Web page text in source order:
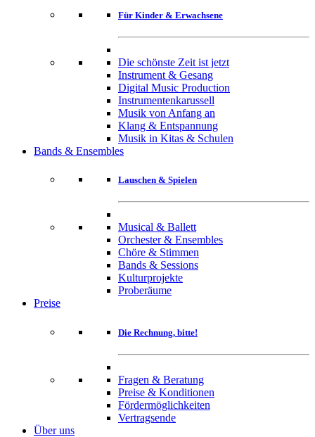
Für Kinder & Erwachsene
Die schönste Zeit ist jetzt
Instrument & Gesang
Digital Music Production
Instrumentenkarussell
Musik von Anfang an
Klang & Entspannung
Musik in Kitas & Schulen
Bands & Ensembles
Lauschen & Spielen
Musical & Ballett
Orchester & Ensembles
Chöre & Stimmen
Bands & Sessions
Kulturprojekte
Proberäume
Preise
Die Rechnung, bitte!
Fragen & Beratung
Preise & Konditionen
Fördermöglichkeiten
Vertragsende
Über uns